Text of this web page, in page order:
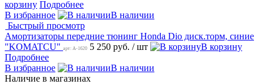
корзину Подробнее
В избранное
В наличии
Быстрый просмотр
Амортизаторы передние тюнинг Honda Dio диск.торм, синие
"KOMATCU" арт: A-1620 5 250 руб. / шт
В корзину
Подробнее
В избранное
В наличии
Наличие в магазинах